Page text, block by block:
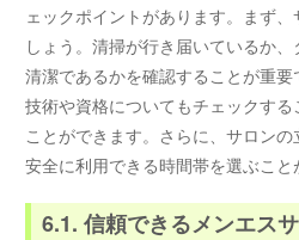
ェックポイントがあります。まず
しょう。清掃が行き届いているか
清潔であるかを確認することが重
技術や資格についてもチェックす
ことができます。さらに、サロンの
安全に利用できる時間帯を選ぶこと
6.1. 信頼できるメンエス